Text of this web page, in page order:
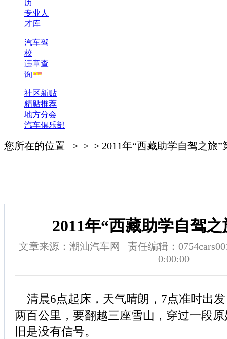
历
专业人
才库
汽车驾
校
违章查
询
社区新贴
精贴推荐
地方分会
汽车俱乐部
您所在的位置 > > > 2011年“西藏助学自驾之旅”
2011年“西藏助学自驾
文章来源：潮汕汽车网 责任编辑：
0:00:00
清晨6点起床，天气晴朗，7点准时出
两百公里，要翻越三座雪山，穿过一段
旧是没有信号。